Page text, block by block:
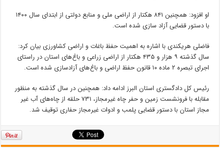
او افزود: همچنین ۸۴۱ هکتار از اراضی ملی و منابع دولتی از ابتدای سال ۱۴۰۰
با دستور قضایی آزاد سازی شده است.
فاضلی هریکندی با اشاره به اهمیت حفظ باغات و اراضی کشاورزی بیان کرد:
سال گذشته ۹ هزار و ۴۳۵ هکتار از اراضی زراعی و باغ‌های استان در راستای
اجرای تبصره ۲ ماده ۱۰ قانون حفظ اراضی و باغ‌های آزادسازی شده است.
رئیس کل دادگستری استان البرز ادامه داد: همچنین در سال گذشته به منظور
مقابله با فرونشست زمین و حفر چاه غیرمجاز، ۷۳۱ حلقه از چاه‌های آب غیر
مجاز استان با دستور قضایی پلمب و ادوات غیرمجاز حفاری توقیف شد.